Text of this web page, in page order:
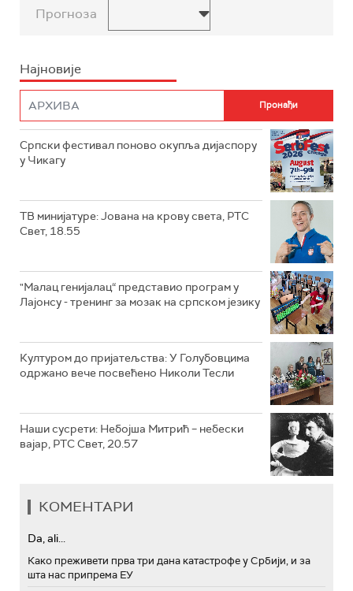
Прогноза
Најновије
Српски фестивал поново окупља дијаспору
у Чикагу
ТВ минијатуре: Јована на крову света, РТС
Свет, 18.55
"Малац генијалац“ представио програм у
Лајонсу - тренинг за мозак на српском језику
Културом до пријатељства: У Голубовцима
одржано вече посвећено Николи Тесли
Наши сусрети: Небојша Митрић – небески
вајар, РТС Свет, 20.57
КОМЕНТАРИ
Da, ali...
Како преживети прва три дана катастрофе у Србији, и за
шта нас припрема ЕУ